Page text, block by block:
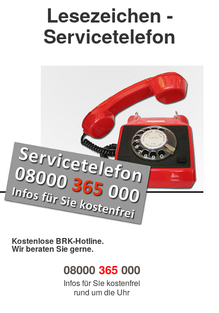
Lesezeichen -
Servicetelefon
Kostenlose BRK-Hotline.
Wir beraten Sie gerne.
08000 365000
Infos für Sie kostenfrei
rund um die Uhr